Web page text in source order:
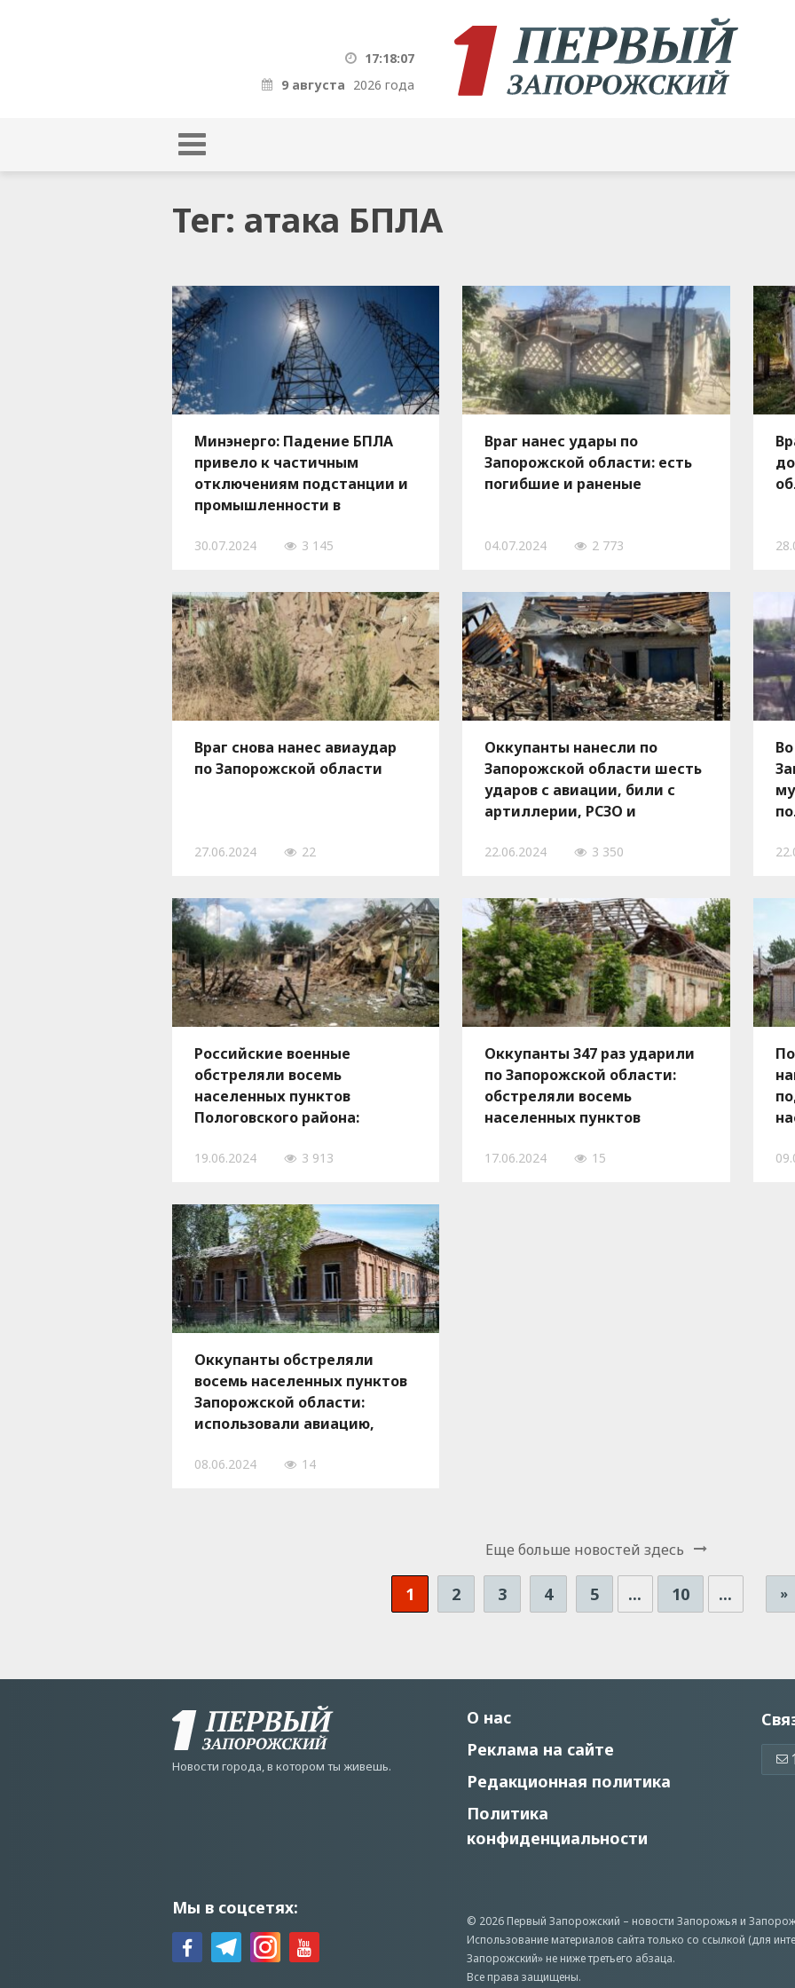
17:18:08
9 августа 2026 года
Тег: атака БПЛА
Минэнерго: Падение БПЛА
привело к частичным
отключениям подстанции и
промышленности в
30.07.2024 3 145
Враг нанес удары по
Запорожской области: есть
погибшие и раненые
04.07.2024 2 773
Враг снова нанес авиаудар
по Запорожской области
27.06.2024 22
Оккупанты нанесли по
Запорожской области шесть
ударов с авиации, били с
артиллерии, РСЗО и
погибший и раненые, —
22.06.2024 3 350
Российские военные
обстреляли восемь
населенных пунктов
Пологовского района:
дроны, РСЗО и артиллерию,
19.06.2024 3 913
Оккупанты 347 раз ударили
по Запорожской области:
обстреляли восемь
населенных пунктов
17.06.2024 15
Оккупанты обстреляли
восемь населенных пунктов
Запорожской области:
использовали авиацию,
08.06.2024 14
Еще больше новостей здесь
1 2 3 4 5 ... 10 ... »
Новости города, в котором ты живешь.
О нас
Реклама на сайте
Редакционная политика
Политика
конфиденциальности
Мы в соцсетях:
© 2026 Первый Запорожский – новости Запорожья и
Использование материалов сайта только со ссылкой (для
Запорожский» не ниже третьего абзаца.
Все права защищены.